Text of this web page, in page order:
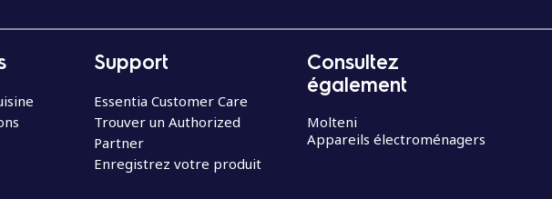
Support
Essentia Customer Care
Trouver un Authorized
Partner
Enregistrez votre produit
Consultez
également
Molteni
Appareils électroménagers